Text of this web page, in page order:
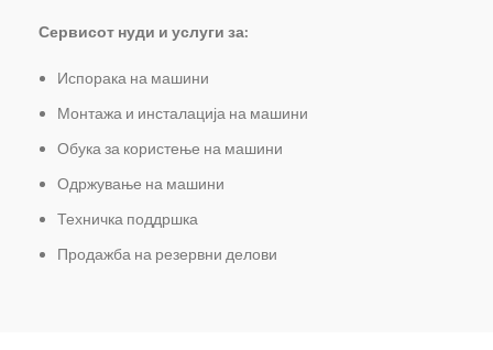
Сервисот нуди и услуги за:
Испорака на машини
Монтажа и инсталација на машини
Обука за користење на машини
Одржување на машини
Техничка поддршка
Продажба на резервни делови